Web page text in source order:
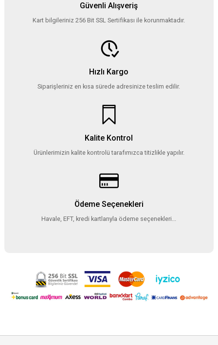
Güvenli Alışveriş
Kart bilgileriniz 256 Bit SSL Sertifikası ile korunmaktadır.
Hızlı Kargo
Siparişleriniz en kısa sürede adresinize teslim edilir.
Kalite Kontrol
Ürünlerimizin kalite kontrolü tarafımızca titizlikle yapılır.
Ödeme Seçenekleri
Havale, EFT, kredi kartlarıyla ödeme seçenekleri...